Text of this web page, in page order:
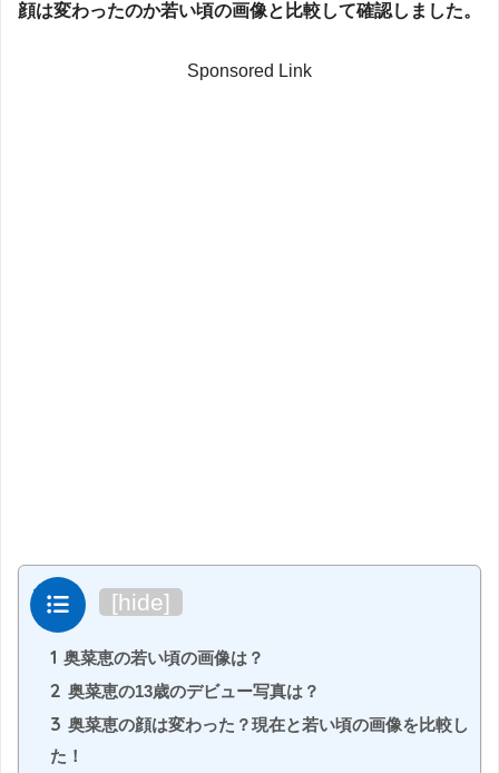
顔は変わったのか若い頃の画像と比較して確認しました。
Sponsored Link
目次 [hide]
1 奥菜恵の若い頃の画像は？
2 奥菜恵の13歳のデビュー写真は？
3 奥菜恵の顔は変わった？現在と若い頃の画像を比較し
た！